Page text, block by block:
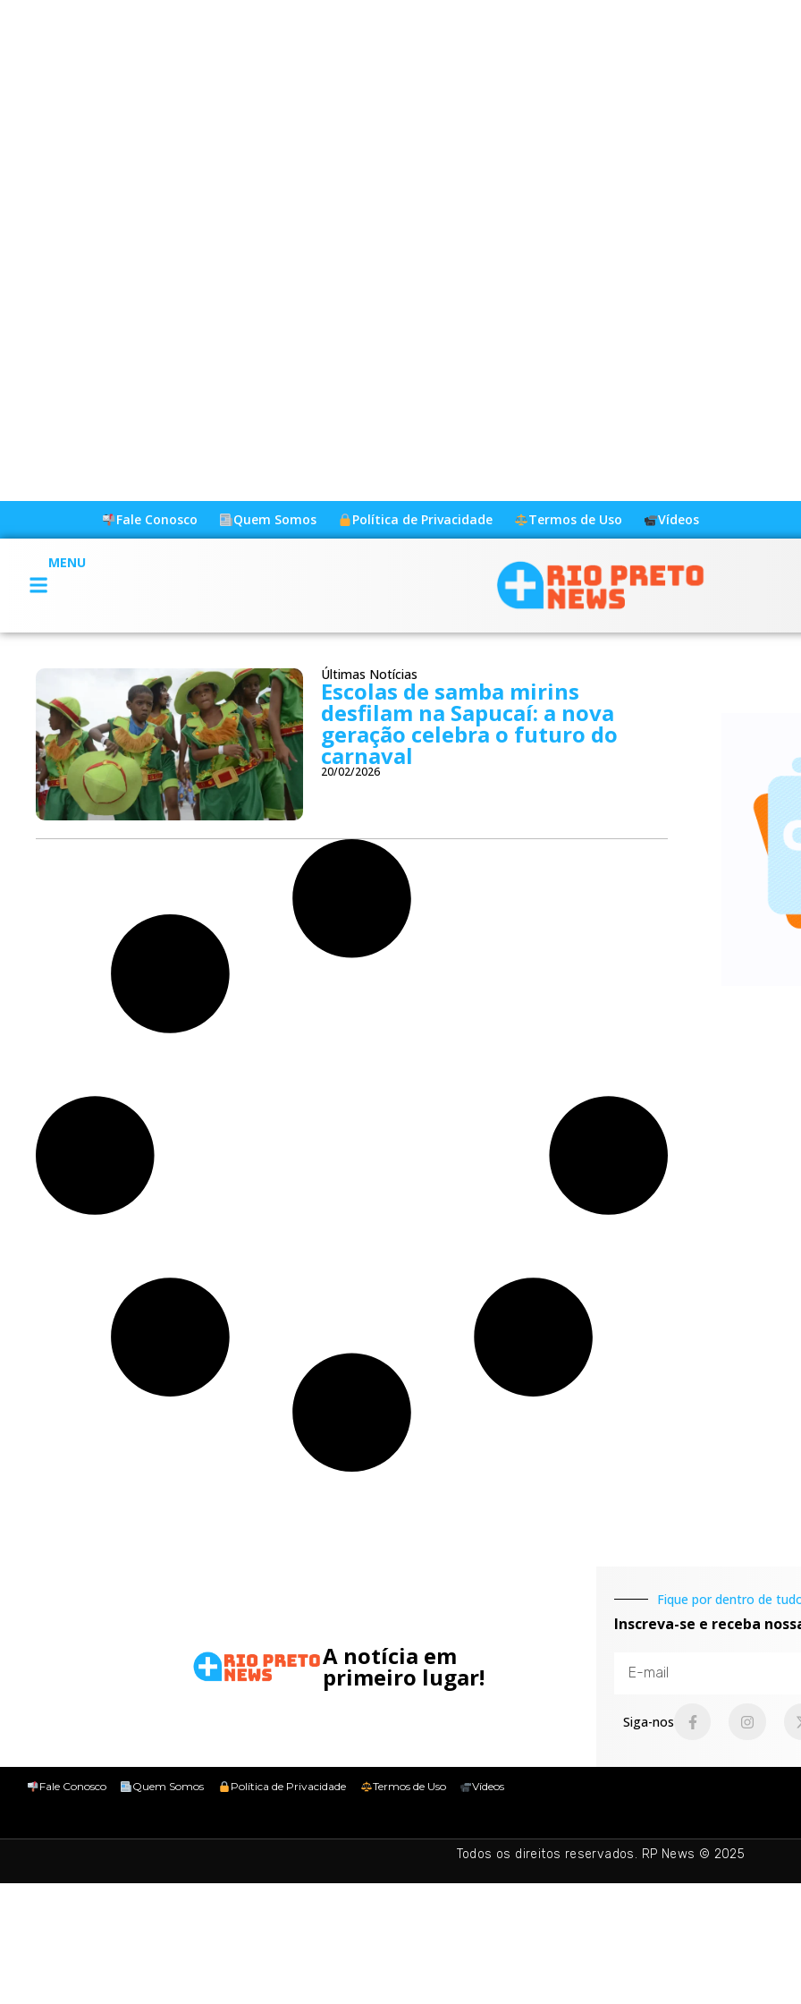
Fale Conosco Quem Somos Política de Privacidade Termos de Uso Vídeos
MENU
Últimas Notícias
Escolas de samba mirins
desfilam na Sapucaí: a nova
geração celebra o futuro do
carnaval
20/02/2026
A notícia em
primeiro lugar!
Fique por dentro de
Inscreva-se e receba
Siga-nos
Fale Conosco Quem Somos Política de Privacidade Termos de Uso Vídeos
Todos os direitos reservados. RP News © 2025